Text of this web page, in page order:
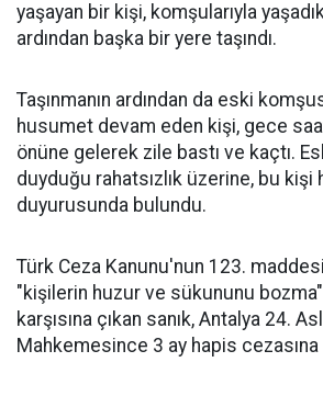
yaşayan bir kişi, komşularıyla
ardından başka bir yere taşındı.
Taşınmanın ardından da eski
husumet devam eden kişi, gece
önüne gelerek zile bastı ve kaçtı.
duyduğu rahatsızlık üzerine, bu kişi
duyurusunda bulundu.
Türk Ceza Kanunu'nun 123.
"kişilerin huzur ve sükununu
karşısına çıkan sanık, Antalya 24.
Mahkemesince 3 ay hapis cezasına